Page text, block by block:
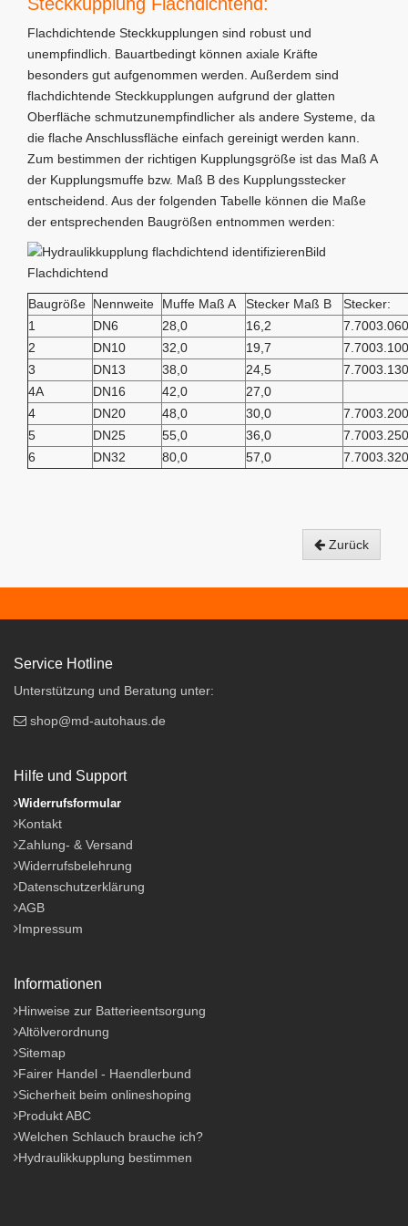
Flachdichtende Steckkupplungen sind robust und
unempfindlich. Bauartbedingt können axiale Kräfte
besonders gut aufgenommen werden. Außerdem sind
flachdichtende Steckkupplungen aufgrund der glatten
Oberfläche schmutzunempfindlicher als andere Systeme, da
die flache Anschlussfläche einfach gereinigt werden kann.
Zum bestimmen der richtigen Kupplungsgröße ist das Maß A
der Kupplungsmuffe bzw. Maß B des Kupplungsstecker
entscheidend. Aus der folgenden Tabelle können die Maße
der entsprechenden Baugrößen entnommen werden:
Bild
Flachdichtend
Baugröße Nennweite Muffe Maß A Stecker Maß B
Stecker:
1
DN6 28,0 16,2
2
DN10 32,0 19,7
3
DN13 38,0 24,5
4A
DN16 42,0
27,0
4
DN20 48,0 30,0
5
DN25 55,0 36,0
6
DN32 80,0 57,0
Zurück
Service Hotline
Unterstützung und Beratung unter:
shop@md-autohaus.de
Hilfe und Support
Widerrufsformular
Kontakt
Zahlung- & Versand
Widerrufsbelehrung
Datenschutzerklärung
AGB
Impressum
Informationen
Hinweise zur Batterieentsorgung
Altölverordnung
Sitemap
Fairer Handel - Haendlerbund
Sicherheit beim onlineshoping
Produkt ABC
Welchen Schlauch brauche ich?
Hydraulikkupplung bestimmen